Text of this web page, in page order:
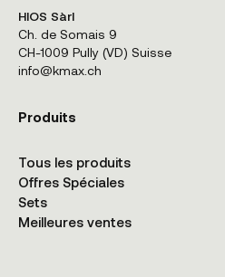
HIOS Sàrl
Ch. de Somais 9
CH-1009 Pully (VD) Suisse
info@kmax.ch
Produits
Tous les produits
Offres Spéciales
Sets
Meilleures ventes